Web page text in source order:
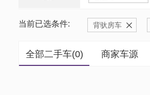
当前已选条件: 背驮房车
全部二手车(0) 商家车源